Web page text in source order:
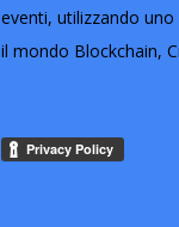
eventi, utilizzando
il mondo Blockchain,